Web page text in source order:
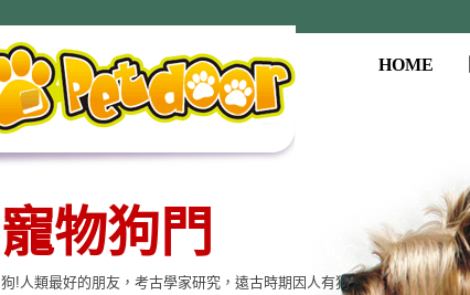
HOME
寵物狗門
狗!人類最好的朋友，考古學家研究，遠古時期因人有狗
寵物用品系列
本公司提供寵物專用相關產品，貓門、狗門、餵食器、